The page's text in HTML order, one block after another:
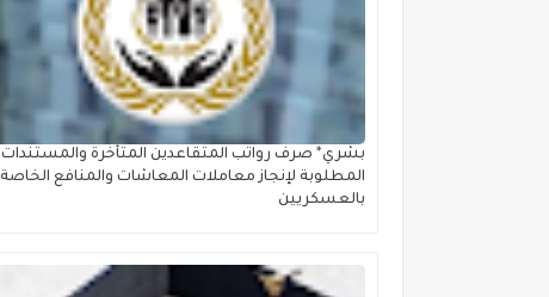
بشري* صرف رواتب المتقاعدين المتأخرة والمستندات
المطلوبة لإنجاز معاملات المعاشات والمنافع الخاصة
بالعسكريين